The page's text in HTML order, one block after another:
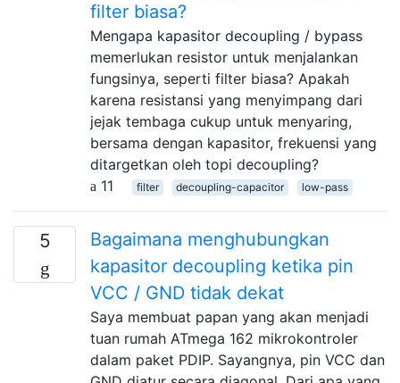
filter biasa?
Mengapa kapasitor decoupling / bypass
memerlukan resistor untuk menjalankan
fungsinya, seperti filter biasa? Apakah
karena resistansi yang menyimpang dari
jejak tembaga cukup untuk menyaring,
bersama dengan kapasitor, frekuensi yang
ditargetkan oleh topi decoupling?
11
filter decoupling-capacitor low-pass
5
Bagaimana menghubungkan
kapasitor decoupling ketika pin
VCC / GND tidak dekat
Saya membuat papan yang akan menjadi
tuan rumah ATmega 162 mikrokontroler
dalam paket PDIP. Sayangnya, pin VCC dan